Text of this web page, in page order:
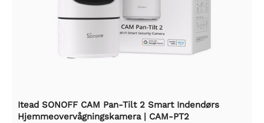
Itead SONOFF CAM Pan-Tilt 2 Smart Indendørs
Hjemmeovervågningskamera | CAM-PT2